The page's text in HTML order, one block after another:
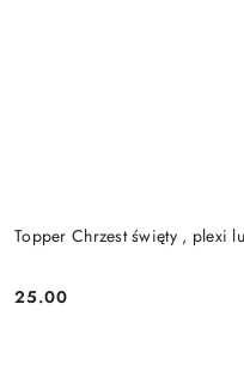
Topper Chrzest święty , plexi
Cena:
25.00